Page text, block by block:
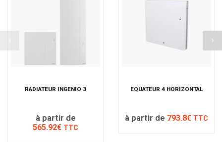
RADIATEUR INGENIO 3
à partir de
565.92€ TTC
EQUATEUR 4 HORIZONTAL
à partir de 793.8€ TTC